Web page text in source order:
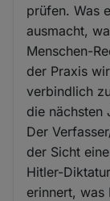
prüfen. Was
ausmacht,
Menschen-
der Praxis
verbindlich
die nächsten
Der
der Sicht
Hitler-
erinnert, was